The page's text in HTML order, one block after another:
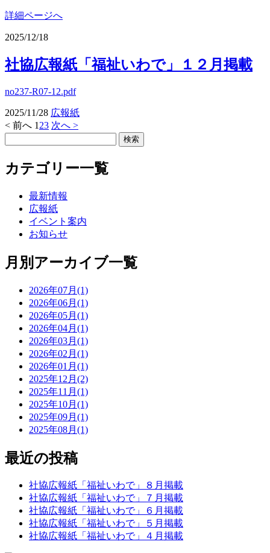
詳細ページへ
2025/12/18
社協広報紙「福祉いわで」１２月掲載
no237-R07-12.pdf
2025/11/28 広報紙
< 前へ 1 23 次へ >
カテゴリー一覧
最新情報
広報紙
イベント案内
お知らせ
月別アーカイブ一覧
2026年07月(1)
2026年06月(1)
2026年05月(1)
2026年04月(1)
2026年03月(1)
2026年02月(1)
2026年01月(1)
2025年12月(2)
2025年11月(1)
2025年10月(1)
2025年09月(1)
2025年08月(1)
最近の投稿
社協広報紙「福祉いわで」８月掲載
社協広報紙「福祉いわで」７月掲載
社協広報紙「福祉いわで」６月掲載
社協広報紙「福祉いわで」５月掲載
社協広報紙「福祉いわで」４月掲載